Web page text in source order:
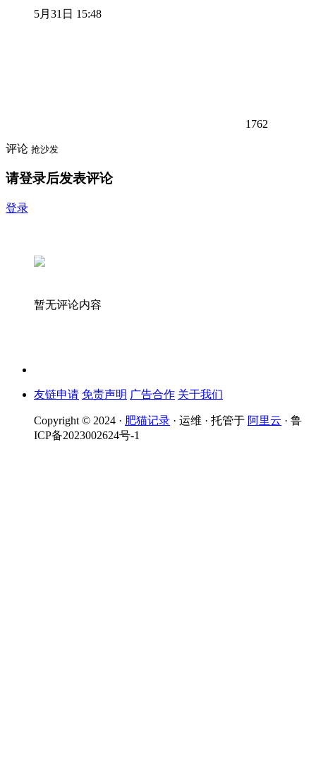
5月31日 15:48
1762
评论 抢沙发
请登录后发表评论
登录
暂无评论内容
友链申请 免责声明 广告合作 关于我们
Copyright © 2024 · 肥猫记录 · 运维 · 托管于 阿里云 · 鲁
ICP备2023002624号-1